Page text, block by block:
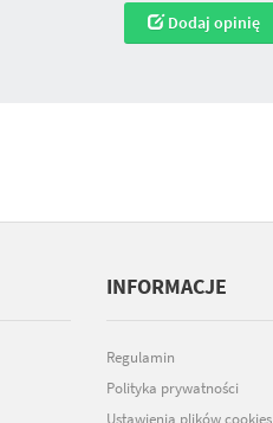
Dodaj opinię
INFORMACJE
Regulamin
Polityka prywatności
Ustawienia plików cookies